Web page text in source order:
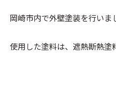
岡崎市内で外壁塗装を行いま
使用した塗料は、遮熱断熱塗